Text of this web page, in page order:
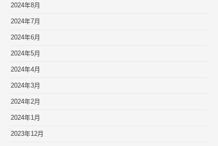
2024年8月
2024年7月
2024年6月
2024年5月
2024年4月
2024年3月
2024年2月
2024年1月
2023年12月